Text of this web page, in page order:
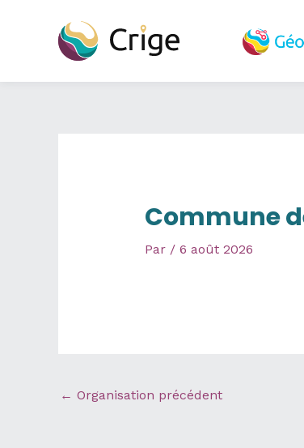
Commune
Par / 6 août 2026
← Organisation précédent